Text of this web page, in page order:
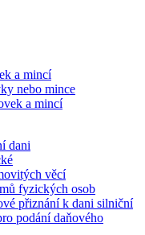
a mincí
nebo mince
a mincí
dani
věcí
fyzických osob
přiznání k dani silniční
podání daňového